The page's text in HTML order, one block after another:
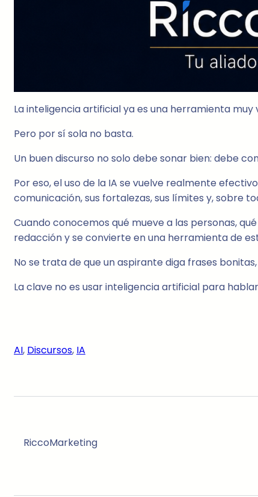
La inteligencia artificial ya es una herramienta
Pero por sí sola no basta.
Un buen discurso no solo debe sonar bien: debe
Por eso, el uso de la IA se vuelve realmente
comunicación, sus fortalezas, sus límites y, sobre
Cuando conocemos qué mueve a las personas,
redacción y se convierte en una herramienta de
No se trata de que un aspirante diga frases
La clave no es usar inteligencia artificial para
AI, Discursos, IA
RiccoMarketing